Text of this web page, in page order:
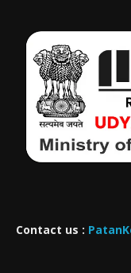
Contact us :